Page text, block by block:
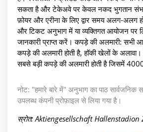
सकता है और टेकेअवे पर केवल नकद भुगतान संभव
फ़ोयर और एरीना के लिए द्वार समय अलग-अलग
और टिकट अनुभाग में या व्यक्तिगत आयोजन पर
जानकारी प्राप्त करें। कपड़े की अलमारी: सभी
कपड़े की अलमारी होती है, हॉकी खेलों के
सबसे बड़ी कपड़े की अलमारी होती है जिसमें
नोट: "हमारे बारे में" अनुभाग का पाठ सार्वजनिक
उपलब्ध कंपनी प्रोफ़ाइल से लिया गया है।
स्रोत: Aktiengesellschaft Hallenstadion